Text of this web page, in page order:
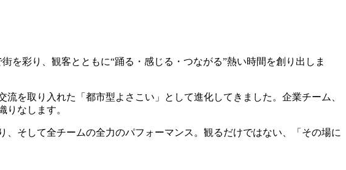
を彩り、観客とともに“踊る・感じる・つながる”熱い時間を創り出しま
を取り入れた「都市型よさこい」として進化してきました。企業チーム、
なします。
そして全チームの全力のパフォーマンス。観るだけではない、「その場に